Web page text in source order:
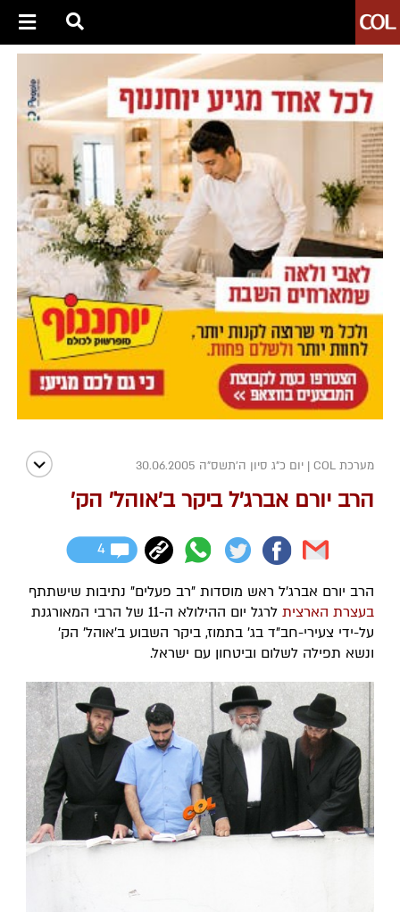
מערכת COL | יום כ"ג סיון ה׳תשס״ה 30.06.2005
הרב יורם אברג'ל ביקר ב'אוהל' הק'
4
הרב יורם אברג'ל ראש מוסדות "רב פעלים" נתיבות שישתתף
בעצרת הארצית
לרגל יום ההילולא ה-11 של הרבי המאורגנת
על-ידי צעירי-חב"ד בג' בתמוז, ביקר השבוע ב'אוהל' הק'
ונשא תפילה לשלום וביטחון עם ישראל.